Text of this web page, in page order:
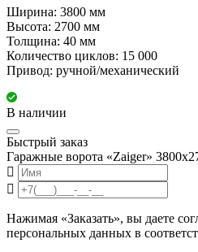
Ширина: 3800 мм
Высота: 2700 мм
Толщина: 40 мм
Количество циклов: 15 000
Привод: ручной/механический
В наличии
Быстрый заказ
Гаражные ворота «Zaiger»
Нажимая «Заказать», вы даете
персональных данных в